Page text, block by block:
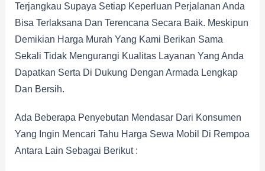
Terjangkau Supaya Setiap Keperluan Perjalanan Anda
Bisa Terlaksana Dan Terencana Secara Baik. Meskipun
Demikian Harga Murah Yang Kami Berikan Sama
Sekali Tidak Mengurangi Kualitas Layanan Yang Anda
Dapatkan Serta Di Dukung Dengan Armada Lengkap
Dan Bersih.
Ada Beberapa Penyebutan Mendasar Dari Konsumen
Yang Ingin Mencari Tahu Harga Sewa Mobil Di Rempoa
Antara Lain Sebagai Berikut :